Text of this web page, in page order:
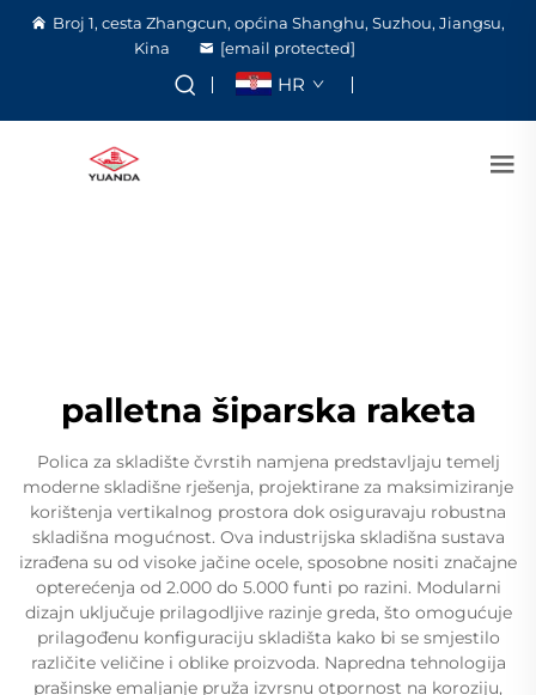
Broj 1, cesta Zhangcun, općina Shanghu, Suzhou, Jiangsu,
Kina
[email protected]
HR
palletna šiparska raketa
Polica za skladište čvrstih namjena predstavljaju temelj
moderne skladišne rješenja, projektirane za maksimiziranje
korištenja vertikalnog prostora dok osiguravaju robustna
skladišna mogućnost. Ova industrijska skladišna sustava
izrađena su od visoke jačine ocele, sposobne nositi značajne
opterećenja od 2.000 do 5.000 funti po razini. Modularni
dizajn uključuje prilagodljive razinje greda, što omogućuje
prilagođenu konfiguraciju skladišta kako bi se smjestilo
različite veličine i oblike proizvoda. Napredna tehnologija
prašinske emaljanje pruža izvrsnu otpornost na koroziju,